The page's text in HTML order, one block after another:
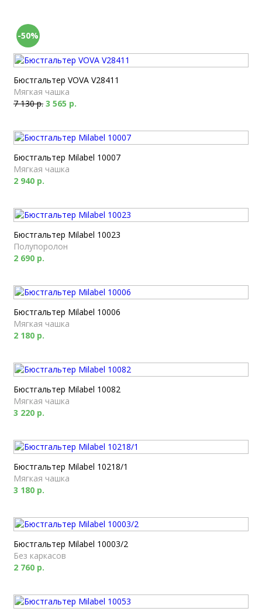
-50%
Бюстгальтер VOVA V28411
Мягкая чашка
7 130 р. 3 565 р.
Бюстгальтер Milabel 10007
Мягкая чашка
2 940 р.
Бюстгальтер Milabel 10023
Полупоролон
2 690 р.
Бюстгальтер Milabel 10006
Мягкая чашка
2 180 р.
Бюстгальтер Milabel 10082
Мягкая чашка
3 220 р.
Бюстгальтер Milabel 10218/1
Мягкая чашка
3 180 р.
Бюстгальтер Milabel 10003/2
Без каркасов
2 760 р.